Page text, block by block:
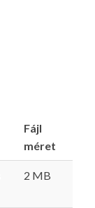
Fájl
méret
2 MB